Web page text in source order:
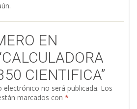
EN
CIENTIFICA”
electrónico no será publicada. Los
marcados con *